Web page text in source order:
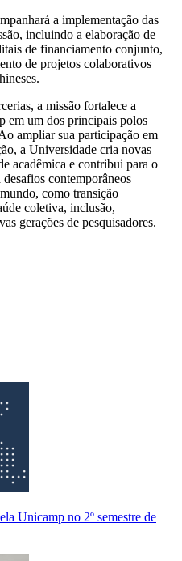
a implementação das
incluindo a elaboração de
de financiamento conjunto,
de projetos colaborativos
a missão fortalece a
em um dos principais polos
ampliar sua participação em
a Universidade cria novas
acadêmica e contribui para o
contemporâneos
como transição
coletiva, inclusão,
gerações de pesquisadores.
Unicamp no 2º semestre de